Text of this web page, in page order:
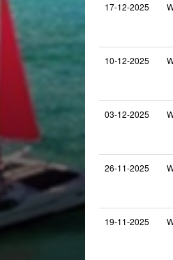
17-12-2025
10-12-2025
03-12-2025
26-11-2025
19-11-2025